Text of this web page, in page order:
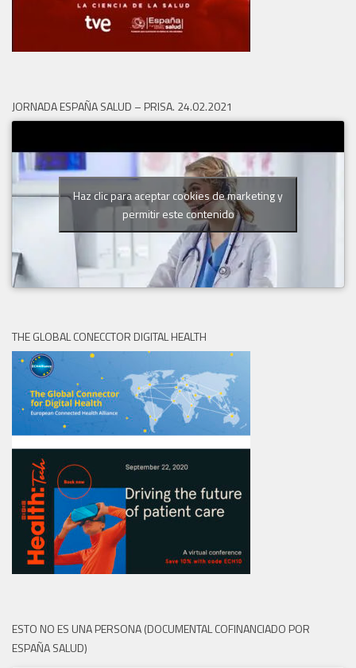
JORNADA ESPAÑA SALUD – PRISA. 24.02.2021
Haz clic para aceptar cookies de marketing y
permitir este contenido
THE GLOBAL CONECCTOR DIGITAL HEALTH
ESTO NO ES UNA PERSONA (DOCUMENTAL COFINANCIADO POR
ESPAÑA SALUD)